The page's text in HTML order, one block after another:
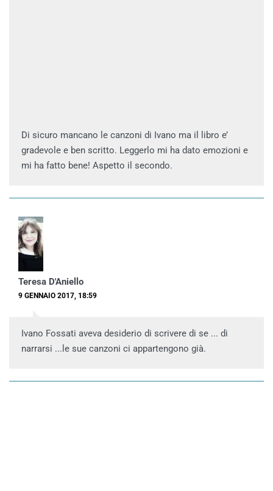
Di sicuro mancano le canzoni di Ivano ma il libro e’
gradevole e ben scritto. Leggerlo mi ha dato emozioni e
mi ha fatto bene! Aspetto il secondo.
Teresa D'Aniello
9 GENNAIO 2017, 18:59
Ivano Fossati aveva desiderio di scrivere di se ... di
narrarsi ...le sue canzoni ci appartengono già.